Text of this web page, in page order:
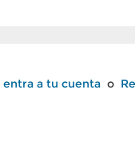
entra a tu cuenta o